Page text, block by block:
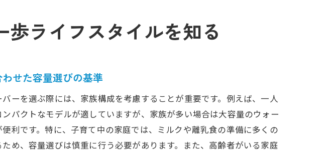
スで異なる容量のニーズ
の違い
ーサーバーの選び方
ステム
ーの適切な容量とは
適化
見極め方
ライフスタイルを知る
せた容量選びの基準
ーを選ぶ際には、家族構成を考慮することが重要です。例えば、一人
パクトなモデルが適していますが、家族が多い場合は大容量のウォー
利です。特に、子育て中の家庭では、ミルクや離乳食の準備に多くの
め、容量選びは慎重に行う必要があります。また、高齢者がいる家庭